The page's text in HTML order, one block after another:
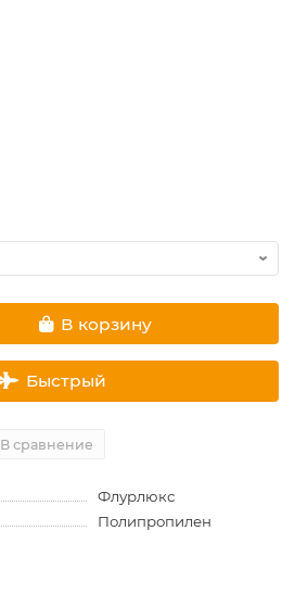
В корзину
Быстрый
В сравнение
Флурлюкс
Полипропилен